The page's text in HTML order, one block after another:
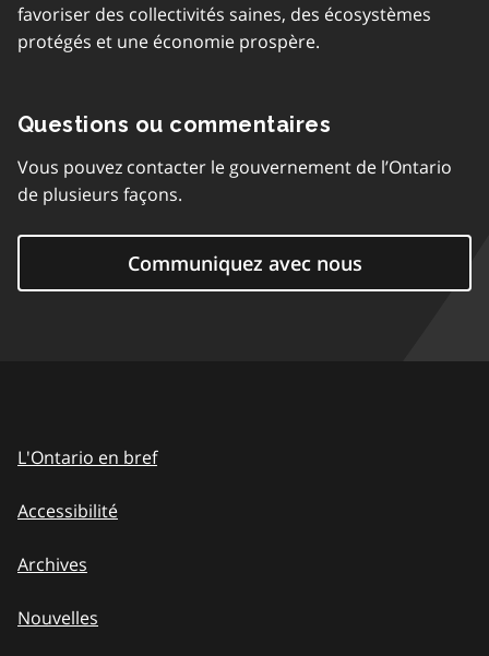
favoriser des collectivités saines, des écosystèmes
protégés et une économie prospère.
Questions ou commentaires
Vous pouvez contacter le gouvernement de l’Ontario
de plusieurs façons.
Communiquez avec nous
L'Ontario en bref
Accessibilité
Archives
Nouvelles